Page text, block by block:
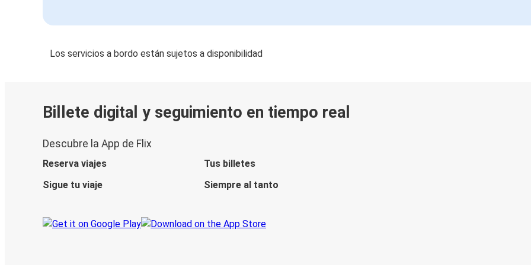
Los servicios a bordo están sujetos a disponibilidad
Billete digital y seguimiento en tiempo real
Descubre la App de Flix
Reserva viajes
Tus billetes
Sigue tu viaje
Siempre al tanto